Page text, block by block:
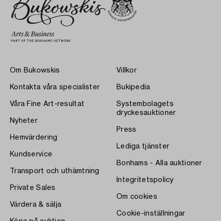
Om Bukowskis
Kontakta våra specialister
Våra Fine Art-resultat
Nyheter
Hemvärdering
Kundservice
Transport och uthämtning
Private Sales
Värdera & sälja
Villkor
Bukipedia
Systembolagets
dryckesauktioner
Press
Lediga tjänster
Bonhams - Alla auktioner
Integritetspolicy
Om cookies
Cookie-inställningar